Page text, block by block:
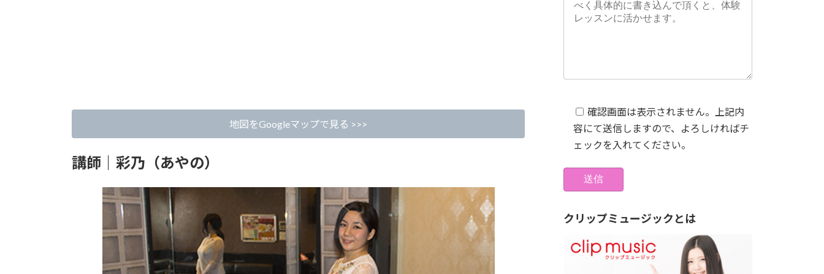
地図をGoogleマップで見る >>>
講師｜彩乃（あやの）
確認画面は表示されません。上記内
容にて送信しますので、よろしければチ
ェックを入れてください。
クリップミュージックとは